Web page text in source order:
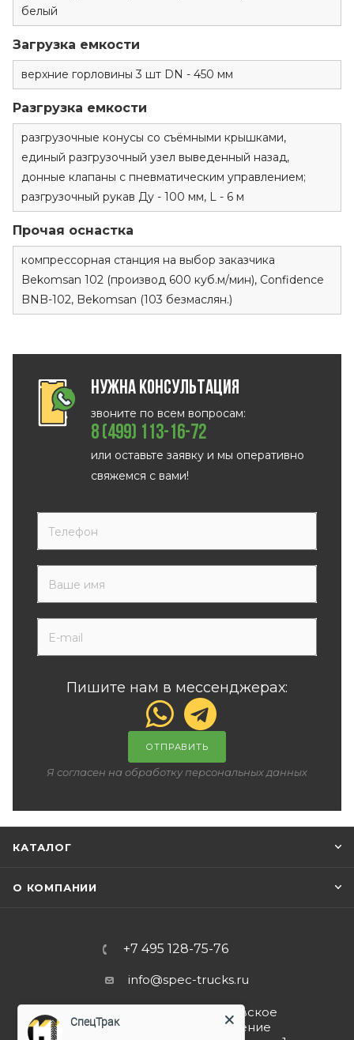
белый
Загрузка емкости
верхние горловины 3 шт DN - 450 мм
Разгрузка емкости
разгрузочные конусы со съёмными крышками,
единый разгрузочный узел выведенный назад,
донные клапаны с пневматическим управлением;
разгрузочный рукав Ду - 100 мм, L - 6 м
Прочая оснастка
компрессорная станция на выбор заказчика
Bekomsan 102 (производ 600 куб.м/мин), Confidence
BNB-102, Bekomsan (103 безмаслян.)
Нужна консультация
звоните по всем вопросам:
8 (499) 113-16-72
или оставьте заявку и мы оперативно
свяжемся с вами!
Пишите нам в мессенджерах:
ОТПРАВИТЬ
Я согласен на обработку персональных данных
КАТАЛОГ
О КОМПАНИИ
+7 495 128-75-76
info@spec-trucks.ru
108820, г. Москва, Киевское
шоссе 21-й км (поселение
СпецТрак